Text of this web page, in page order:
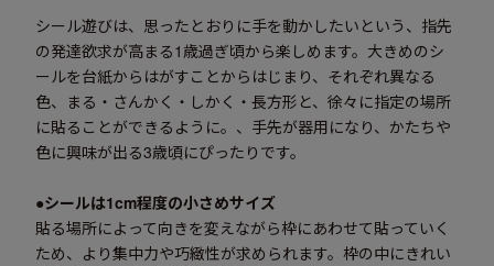
シール遊びは、思ったとおりに手を動かしたいという、指先
の発達欲求が高まる1歳過ぎ頃から楽しめます。大きめのシ
ールを台紙からはがすことからはじまり、それぞれ異なる
色、まる・さんかく・しかく・長方形と、徐々に指定の場所
に貼ることができるように。、手先が器用になり、かたちや
色に興味が出る3歳頃にぴったりです。
●シールは1cm程度の小さめサイズ
貼る場所によって向きを変えながら枠にあわせて貼っていく
ため、より集中力や巧緻性が求められます。枠の中にきれい